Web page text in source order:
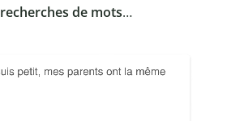
recherches de mots…